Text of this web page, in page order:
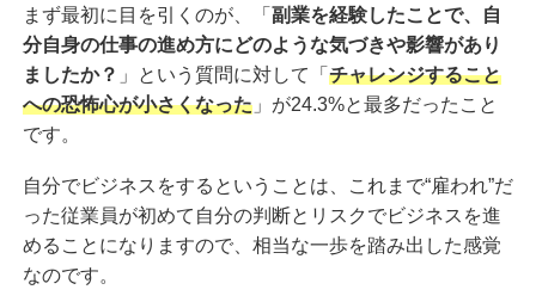
まず最初に目を引くのが、「 副業を経験したことで、自
分自身の仕事の進め方にどのような気づきや影響があり
ましたか？ 」という質問に対して「 チャレンジすること
への恐怖心が小さくなった 」が24.3%と最多だったこと
です。
自分でビジネスをするということは、これまで“雇われ”だ
った従業員が初めて自分の判断とリスクでビジネスを進
めることになりますので、相当な一歩を踏み出した感覚
なのです。